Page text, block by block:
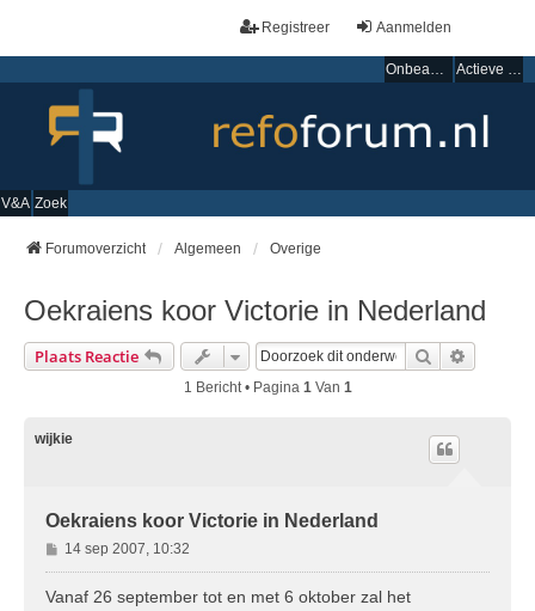
Aanmelden
Registreer
Onbeantwoorde onderwerpen Actieve onderwerpen
V&A Zoek
Forumoverzicht Algemeen Overige
Oekraiens koor Victorie in Nederland
Plaats Reactie Zoek
1 Bericht • Pagina 1 Van 1
wijkie
Oekraiens koor Victorie in Nederland
B
e
r
14 sep 2007, 10:32
Vanaf 26 september tot en met 6 oktober zal het